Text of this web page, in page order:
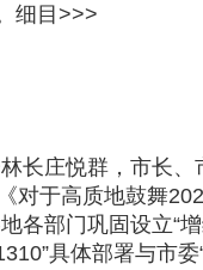
细目>>>
长庄悦群，市长
于高质地鼓舞
各部门巩固设立“
具体部署与市